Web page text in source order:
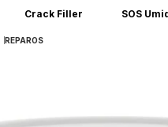
Crack Filler SOS
REPAROS